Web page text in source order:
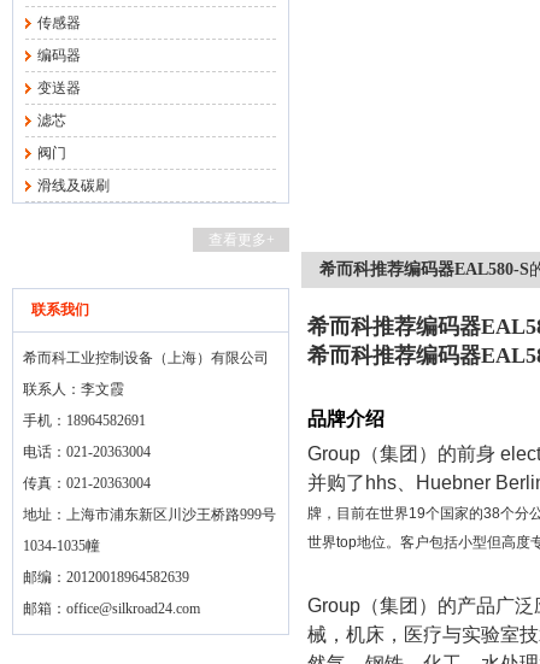
传感器
编码器
变送器
滤芯
阀门
滑线及碳刷
查看更多+
联系我们
希而科工业控制设备（上海）有限公司
联系人：李文霞
手机：18964582691
电话：021-20363004
传真：021-20363004
地址：上海市浦东新区川沙王桥路999号
1034-1035幢
邮编：20120018964582639
邮箱： office@silkroad24.com
希而科推荐编码器EAL580-S
希而科推荐编码器
希而科推荐编码器
品牌介绍
Group （集团）的前身
并购了 hhs Huebner
牌，目前在世界19个国家的38个分
世界top地位。客户包括小型但高度
Group （集团）的产品广
械，机床，医疗与实验室